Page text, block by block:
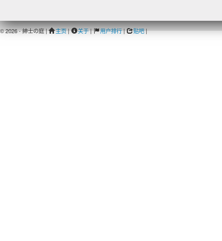
© 2026 - 紳士の庭 | 主页| 关于| 用户排行| 贴吧|